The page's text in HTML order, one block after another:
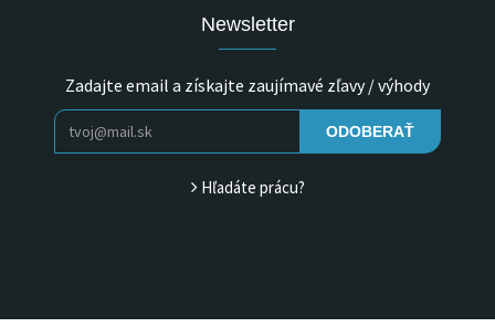
Newsletter
Zadajte email a získajte zaujímavé zľavy / výhody
ODOBERAŤ
Hľadáte prácu?